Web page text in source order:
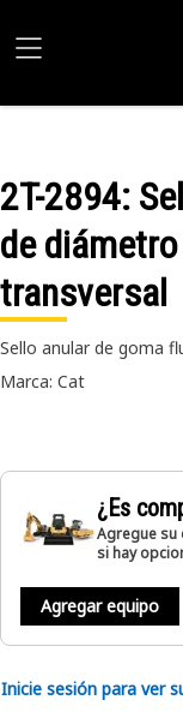
2T-2894:
de
transversal
Sello anular de goma
Marca: Cat
¿Es
Agregue su
si hay
Agregar equipo
Inicie sesión para ver